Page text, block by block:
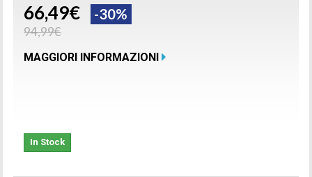
66,49€ -30%
94,99€
MAGGIORI INFORMAZIONI
In Stock